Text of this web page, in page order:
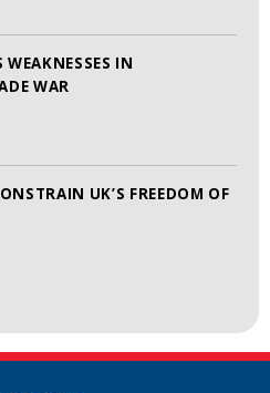
WEAKNESSES IN
WAR
UK’S FREEDOM OF